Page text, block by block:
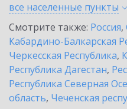
все населенные пункты
Смотрите также: Россия,
Кабардино-Балкарская
Черкесская Республика,
Республика Дагестан,
Республика Северная
область, Чеченская